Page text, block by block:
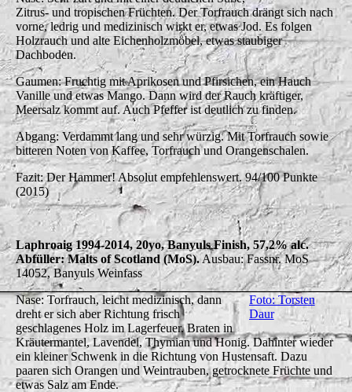
Zitrus- und tropischen Früchten. Der Torfrauch drängt sich nach
vorne, ledrig und medizinisch wirkt er, etwas Jod. Es folgen
Holzrauch und alte Eichenholzmöbel, etwas staubiger
Dachboden.
Gaumen: Fruchtig mit Aprikosen und Pfirsichen, ein Hauch
Vanille und etwas Mango. Dann wird der Rauch kräftiger,
Meersalz kommt auf. Auch Pfeffer ist deutlich zu finden.
Abgang: Verdammt lang und sehr würzig. Mit Torfrauch sowie
bitteren Noten von Kaffee, Torfrauch und Orangenschalen.
Fazit: Der Hammer! Absolut empfehlenswert. 94/100 Punkte
(2015)
Laphroaig 1994-2014, 20yo, Banyuls Finish, 57,2% alc.
Abfüller: Malts of Scotland (MoS).Ausbau: Fassnr. MoS
14052, Banyuls Weinfass
Foto: Torsten
Daur
Nase: Torfrauch, leicht medizinisch, dann
dreht er sich aber Richtung frisch
geschlagenes Holz im Lagerfeuer. Braten in
Kräutermantel, Lavendel, Thymian und Honig. Dahinter wieder
ein kleiner Schwenk in die Richtung von Hustensaft. Dazu
paaren sich Orangen und Weintrauben, getrocknete Früchte und
etwas Salz am Ende.